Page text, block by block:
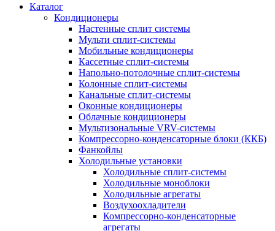
Каталог
Кондиционеры
Настенные сплит системы
Мульти сплит-системы
Мобильные кондиционеры
Кассетные сплит-системы
Напольно-потолочные сплит-системы
Колонные сплит-системы
Канальные сплит-системы
Оконные кондиционеры
Облачные кондиционеры
Мультизональные VRV-системы
Компрессорно-конденсаторные блоки (ККБ)
Фанкойлы
Холодильные установки
Холодильные сплит-системы
Холодильные моноблоки
Холодильные агрегаты
Воздухоохладители
Компрессорно-конденсаторные
агрегаты